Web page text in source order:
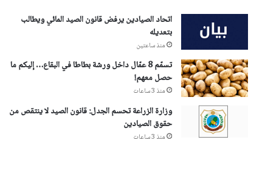
اتحاد الصيادين يرفض قانون الصيد المائي ويطالب
بتعديله
منذ ساعتين
تسمّم 8 عمّال داخل ورشة بطاطا في البقاع… إليكم ما
حصل معهم!
منذ 3 ساعات
وزارة الزراعة تحسم الجدل: قانون الصيد لا ينتقص من
حقوق الصيادين
منذ 3 ساعات